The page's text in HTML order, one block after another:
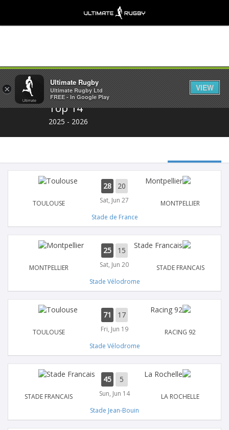
Share
Top 14
2025 - 2026
TOULOUSE
28 20
Sat, Jun 27
MONTPELLIER
Stade de France
MONTPELLIER
25 15
Sat, Jun 20
STADE FRANCAIS
Stade Vélodrome
TOULOUSE
71 17
Fri, Jun 19
RACING 92
Stade Vélodrome
STADE FRANCAIS
45 5
Sun, Jun 14
LA ROCHELLE
Stade Jean-Bouin
×
Ultimate Rugby
Ultimate Rugby Ltd
FREE - In Google Play
VIEW